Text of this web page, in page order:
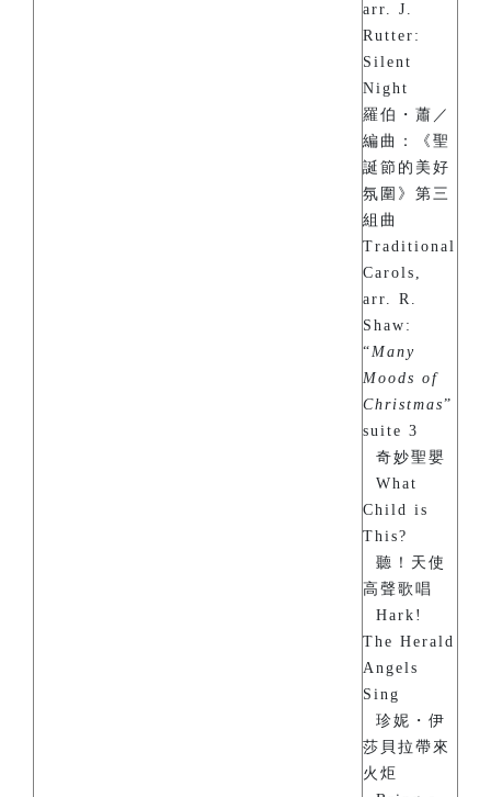
arr. J.
Rutter:
Silent
Night
羅伯・蕭／
編曲：《聖
誕節的美好
氛圍》第三
組曲
Traditional
Carols,
arr. R.
Shaw:
“Many
Moods of
Christmas”
suite 3
奇妙聖嬰
What
Child is
This?
聽！天使
高聲歌唱
Hark!
The Herald
Angels
Sing
珍妮・伊
莎貝拉帶來
火炬